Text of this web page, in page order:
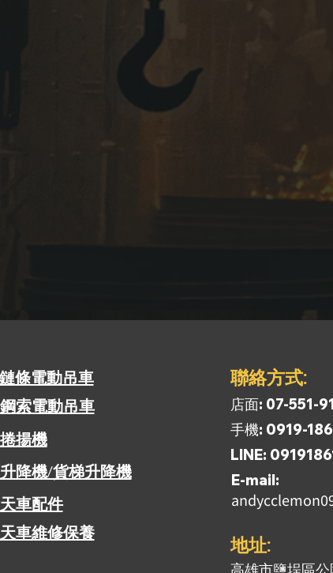
鏈條電動吊車
鋼索電動吊車
​捲揚機
升降機/貨梯升降機
天車配件
天車維修保養
​聯絡方式:
店面: 07-551-
手機: 0919-
​LINE:
​E-mail:
​地址: